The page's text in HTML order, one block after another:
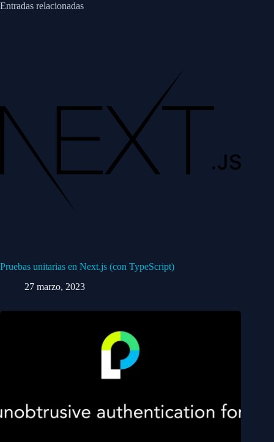
Entradas relacionadas
Pruebas unitarias en Next.js (con TypeScript)
27 marzo, 2023